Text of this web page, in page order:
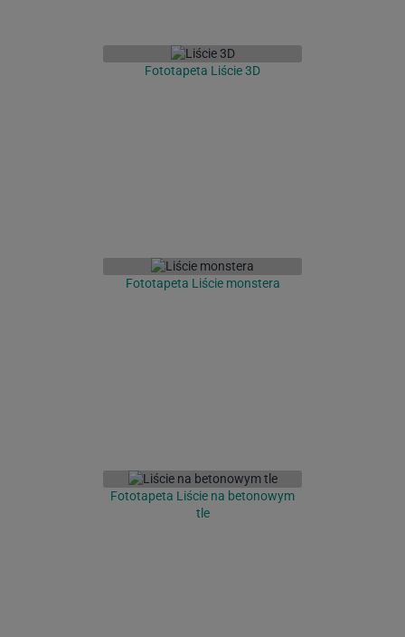
Fototapeta Liście 3D
Fototapeta Liście monstera
Fototapeta Liście na betonowym
tle